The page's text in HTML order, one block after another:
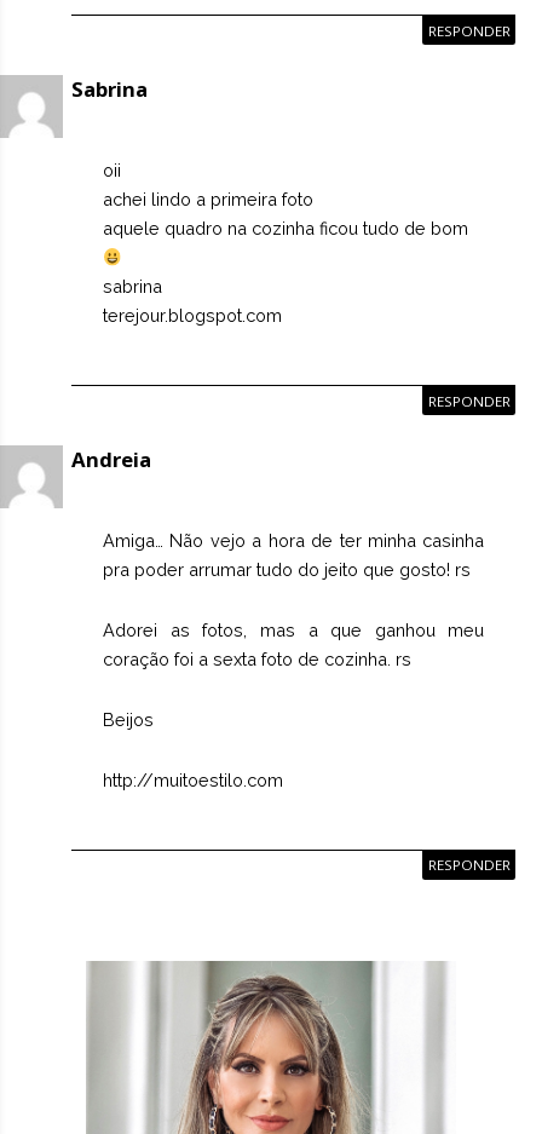
RESPONDER
Sabrina
oii
achei lindo a primeira foto
aquele quadro na cozinha ficou tudo de bom
sabrina
terejour.blogspot.com
RESPONDER
Andreia
Amiga… Não vejo a hora de ter minha casinha
pra poder arrumar tudo do jeito que gosto! rs
Adorei as fotos, mas a que ganhou meu
coração foi a sexta foto de cozinha. rs
Beijos
http://muitoestilo.com
RESPONDER